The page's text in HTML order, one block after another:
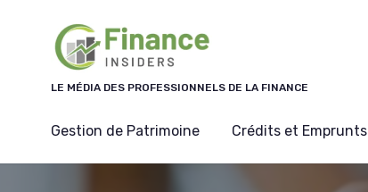
LE MÉDIA DES PROFESSIONNELS DE LA FINANCE
Gestion de Patrimoine Crédits et Emprunts